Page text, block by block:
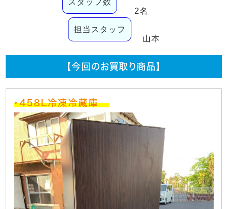
スタッフ数
2名
担当スタッフ
山本
【今回のお買取り商品】
・458L冷凍冷蔵庫